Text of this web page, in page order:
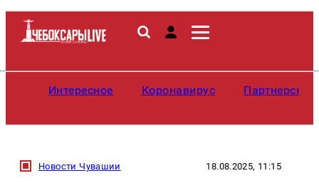
Интересное Коронавирус
Новости Чувашии 18.08.2025, 11:15